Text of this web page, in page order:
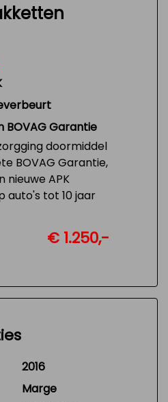
BOVAG Garantie
doormiddel
BOVAG Garantie,
nieuwe APK
auto's tot 10 jaar
€ 1.250,-
2016
Marge